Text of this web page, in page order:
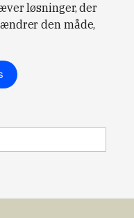
løsninger, der
den måde,